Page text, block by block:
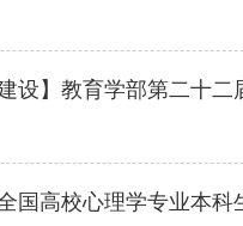
建设】教育学部第二十
国高校心理学专业本